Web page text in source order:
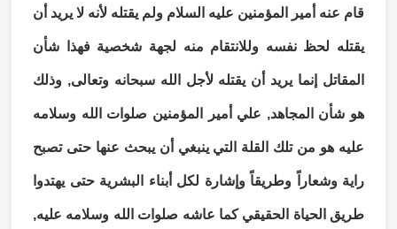
قام عنه أمير المؤمنين عليه السلام ولم يقتله لأنه لا يريد أن
يقتله لحظ نفسه وللانتقام منه لجهة شخصية فهذا شأن
المقاتل إنما يريد أن يقتله لأجل الله سبحانه وتعالى, وذلك
هو شأن المجاهد, علي أمير المؤمنين صلوات الله وسلامه
عليه هو من تلك القلة التي ينبغي أن يبحث عنها حتى تصبح
راية وشعاراً وطريقاً وإشارة لكل أبناء البشرية حتى يهتدوا
طريق الحياة الحقيقي كما عاشه صلوات الله وسلامه عليه,